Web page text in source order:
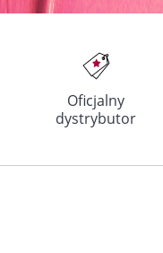
Oficjalny
dystrybutor